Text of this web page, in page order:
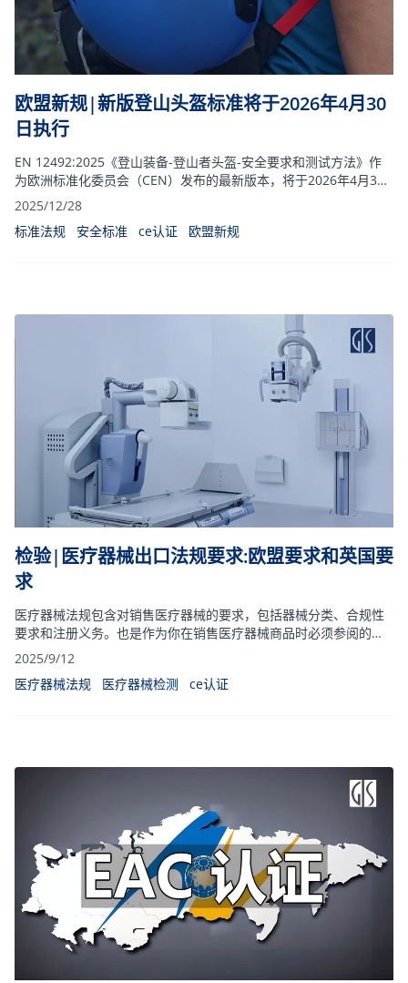
欧盟新规|新版登山头盔标准将于2026年4月30
日执行
EN 12492:2025《登山装备-登山者头盔-安全要求和测试方法》作
为欧洲标准化委员会（CEN）发布的最新版本，将于2026年4月30
日执行。
2025/12/28
标准法规
安全标准 ce认证 欧盟新规
检验|医疗器械出口法规要求:欧盟要求和英国要
求
医疗器械法规包含对销售医疗器械的要求，包括器械分类、合规性
要求和注册义务。也是作为你在销售医疗器械商品时必须参阅的法
规文件。本文将从欧盟和英国要求两方面带你了解医疗器械法规以
及相关法规的要求。
2025/9/12
医疗器械法规
医疗器械检测 ce认证